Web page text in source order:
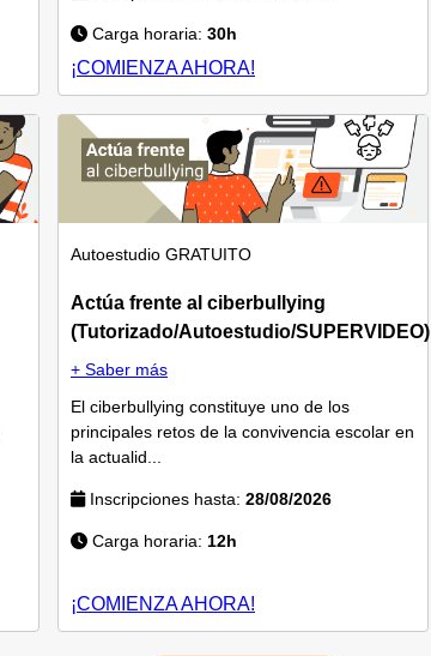
Carga horaria: 30h
¡COMIENZA AHORA!
Autoestudio GRATUITO
Actúa frente al ciberbullying
(Tutorizado/Autoestudio/SUPERVIDEO)
+ Saber más
El ciberbullying constituye uno de los
principales retos de la convivencia escolar en
la actualid...
Inscripciones hasta: 28/08/2026
Carga horaria: 12h
¡COMIENZA AHORA!